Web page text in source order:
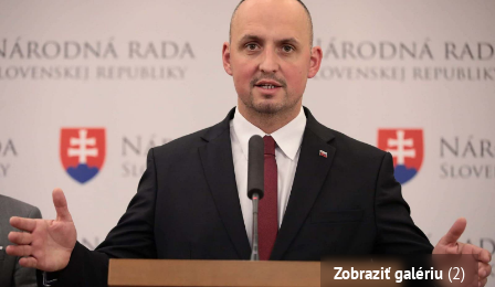
Zobraziť galériu(2)